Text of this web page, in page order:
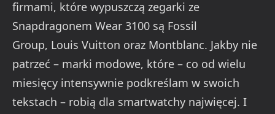
firmami, które wypuszczą zegarki ze
Snapdragonem Wear 3100 są Fossil
Group, Louis Vuitton oraz Montblanc. Jakby nie
patrzeć – marki modowe, które – co od wielu
miesięcy intensywnie podkreślam w swoich
tekstach – robią dla smartwatchy najwięcej. I